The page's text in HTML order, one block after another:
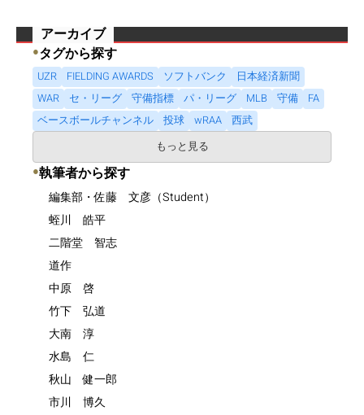
アーカイブ
●タグから探す
UZR FIELDING AWARDS ソフトバンク
日本経済新聞
WAR
セ・リーグ 守備指標 パ・リーグ MLB 守備
FA
ベースボールチャンネル
投球 wRAA
西武
もっと見る
●執筆者から探す
編集部・佐藤 文彦（Student）
蛭川 皓平
二階堂 智志
道作
中原 啓
竹下 弘道
大南 淳
水島 仁
秋山 健一郎
市川 博久